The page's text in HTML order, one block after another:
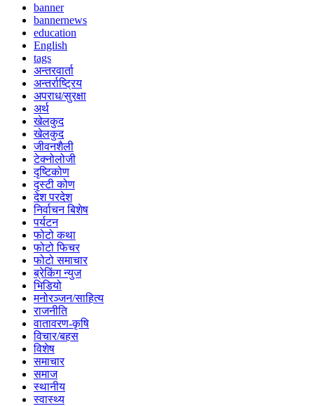
banner
bannernews
education
English
tags
अन्तरवार्ता
अन्तर्राष्ट्रिय
अपराध/सुरक्षा
अर्थ
खेलकुद
खेलकुद
जीवनशैली
टेक्नोलोजी
दृष्टिकोण
दृस्टी कोण
देश परदेश
निर्वाचन बिशेष
पर्यटन
फोटो कथा
फोटो फिचर
फोटो समाचार
ब्रेकिंग न्युज
भिडियो
मनोरञ्जन/साहित्य
राजनीति
वातावरण-कृषि
विचार/बहस
विशेष
समाचार
समाज
स्थानीय
स्वास्थ्य